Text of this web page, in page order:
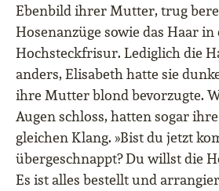
Ebenbild ihrer Mutter, trug
Hosenanzüge sowie das Haar
Hochsteckfrisur. Lediglich die
anders, Elisabeth hatte sie
ihre Mutter blond bevorzugte.
Augen schloss, hatten sogar
gleichen Klang. »Bist du jetzt
übergeschnappt? Du willst die
Es ist alles bestellt und